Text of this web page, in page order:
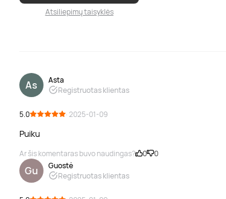
Atsiliepimų taisyklės
As
Asta
Registruotas klientas
5.0 · 2025-01-09
Puiku
Ar šis komentaras buvo naudingas? 0 0
Gu
Guostė
Registruotas klientas